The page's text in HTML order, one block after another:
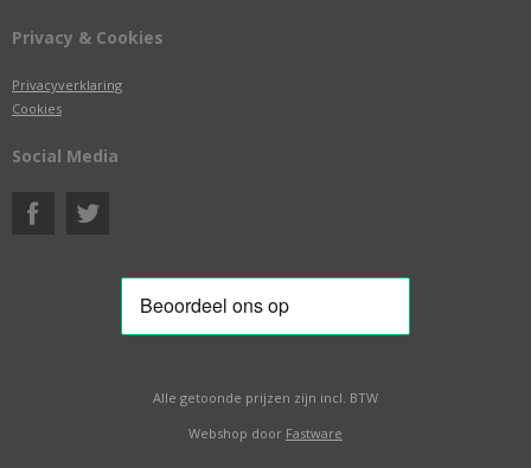
Privacy & Cookies
Privacyverklaring
Cookies
Social Media
Alle getoonde prijzen zijn incl. BTW
Webshop door Fastware